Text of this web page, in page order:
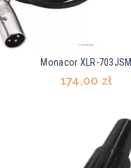
Monacor XLR-703JSM
174,00 zł